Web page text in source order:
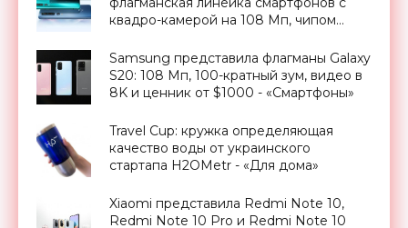
квадро-камерой на 108 Мп, чипом
6 и ценником от $572 - «Смартфоны»
Samsung представила флагманы Galaxy
S20: 108 Мп, 100-кратный зум, видео в
8K и ценник от $1000 - «Смартфоны»
Travel Cup: кружка определяющая
качество воды от украинского
стартапа H2OMetr - «Для дома»
Xiaomi представила Redmi Note 10,
Redmi Note 10 Pro и Redmi Note 10